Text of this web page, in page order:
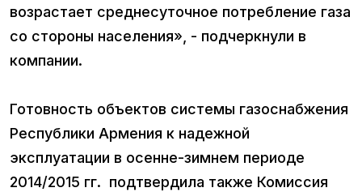
возрастает среднесуточное потребление газа
со стороны населения», - подчеркнули в
компании.
Готовность объектов системы газоснабжения
Республики Армения к надежной
эксплуатации в осенне-зимнем периоде
2014/2015 гг. подтвердила также Комиссия